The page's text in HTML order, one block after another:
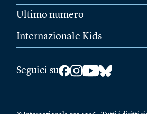
Ultimo numero
Internazionale Kids
Seguici su